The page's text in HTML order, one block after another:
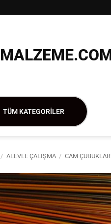
TÜM KATEGORİLER
/ ALEVLE ÇALIŞMA / CAM ÇUBUKLAR